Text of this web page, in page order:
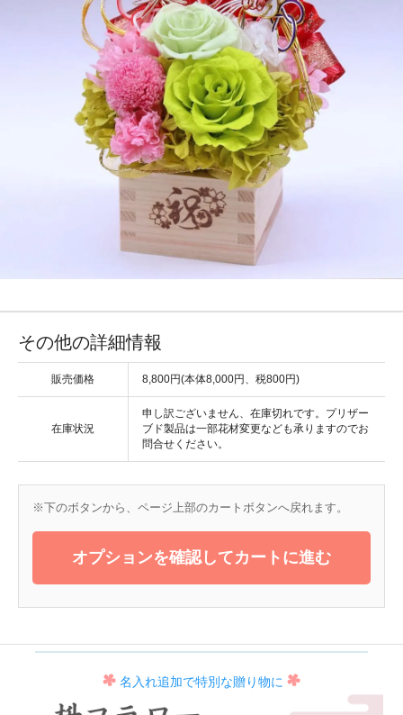
その他の詳細情報
販売価格 8,800円(本体8,000円、税800円)
在庫状況
申し訳ございません、在庫切れです。プリザー
ブド製品は一部花材変更なども承りますのでお
問合せください。
※下のボタンから、ページ上部のカートボタンへ戻れます。
オプションを確認してカートに進む
名入れ追加で特別な贈り物に